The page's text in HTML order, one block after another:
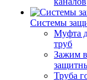
Системы
Муфта
труб
Зажим
Труба